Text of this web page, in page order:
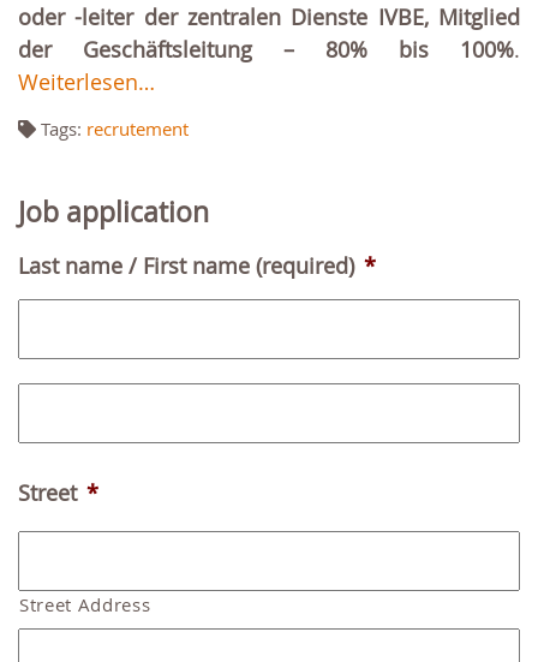
oder -leiter der zentralen Dienste IVBE, Mitglied
der Geschäftsleitung – 80% bis 100%.
Weiterlesen…
Tags: recrutement
Job application
Last name / First name (required) *
Street *
Street Address